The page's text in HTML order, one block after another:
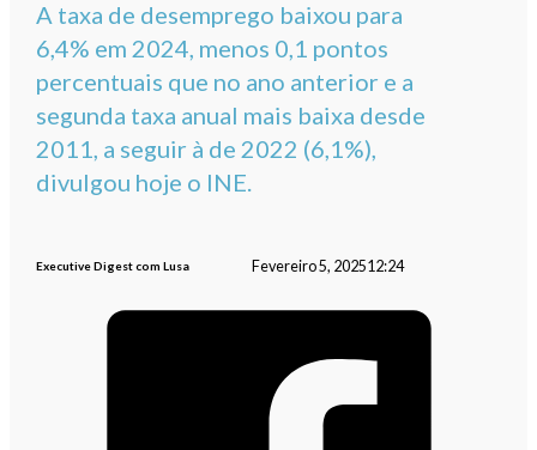
A taxa de desemprego baixou para
6,4% em 2024, menos 0,1 pontos
percentuais que no ano anterior e a
segunda taxa anual mais baixa desde
2011, a seguir à de 2022 (6,1%),
divulgou hoje o INE.
Executive Digest com Lusa Fevereiro 5, 202512:24